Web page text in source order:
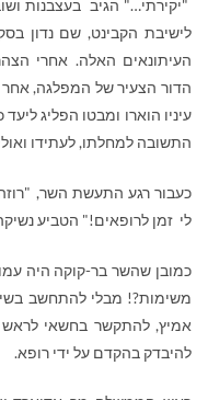
"יקירתי…" הגיב בעצבנות
לישיבת הקבינט, שם נדון
העיתונאים האלה. אחרי
הדור הצעיר של המפלגה,
עיניו הוארו ומבטו הפליג
התשובה למחלתו, לעתידו
כעבור רגע התעשת השר,
לי זמן לרופאים!" הטביע
כמובן שהשר בר-קוקה היה
משימות?! מבלי להתחשב
אמיץ, להתקשר בחשאי
להיבדק בהקדם על ידי רופא.